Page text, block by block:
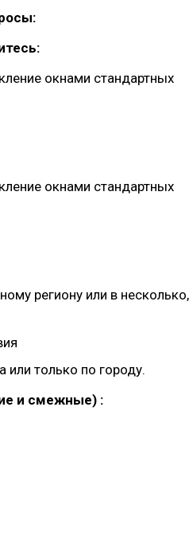
окнами стандартных
окнами стандартных
региону или в несколько,
только по городу.
и смежные) :